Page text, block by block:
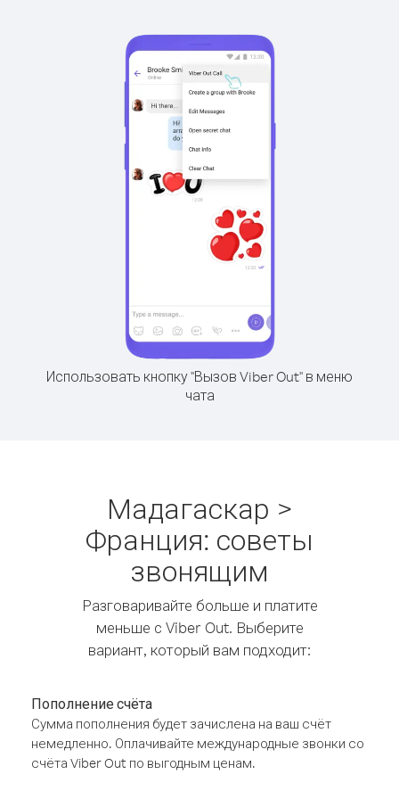
Использовать кнопку "Вызов Viber Out" в меню
чата
Мадагаскар >
Франция: советы
звонящим
Разговаривайте больше и платите
меньше с Viber Out. Выберите
вариант, который вам подходит:
Пополнение счёта
Сумма пополнения будет зачислена на ваш счёт
немедленно. Оплачивайте международные звонки со
счёта Viber Out по выгодным ценам.